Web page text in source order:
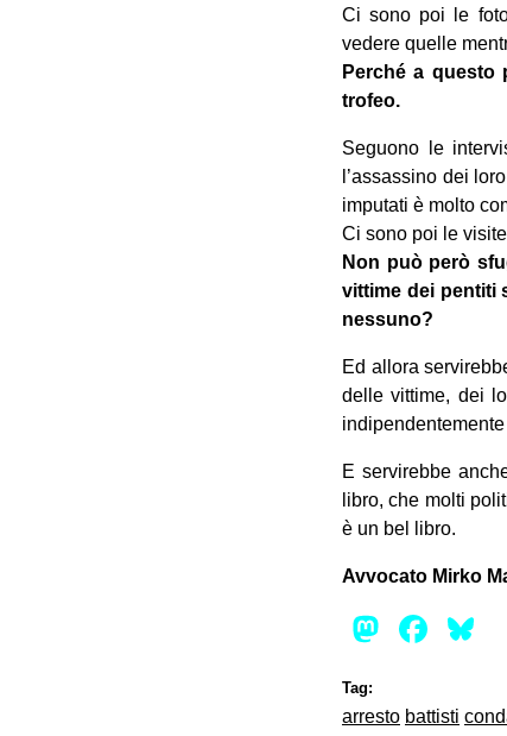
Ci sono poi le
vedere quelle
Perché a
trofeo.
Seguono le
l’assassino dei
imputati è molto
Ci sono poi le
Non può però
vittime dei pentiti
nessuno?
Ed allora
delle vittime, dei
E servirebbe
libro, che molti
è un bel libro.
Avvocato Mirko
Tag:
arresto battisti